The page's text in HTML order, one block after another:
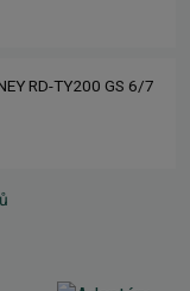
RD-TY200 GS 6/7